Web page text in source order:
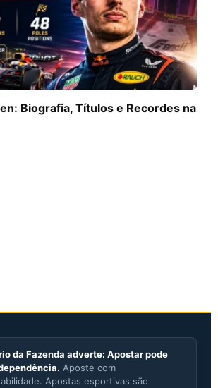
Biografia, Títulos e Recordes na
da Fazenda adverte: Apostar pode
Aposte com
Apostas esportivas são